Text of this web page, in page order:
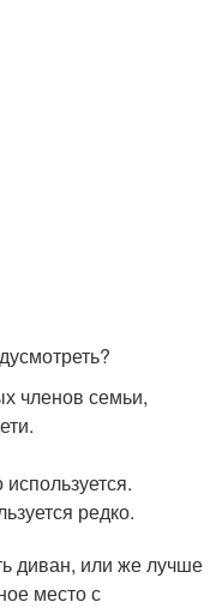
членов семьи,
редко.
диван, или же лучше
место с